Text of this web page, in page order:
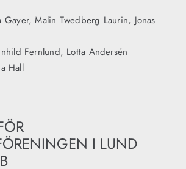
Gayer, Malin Twedberg Laurin, Jonas
Fernlund, Lotta Andersén
Hall
I LUND